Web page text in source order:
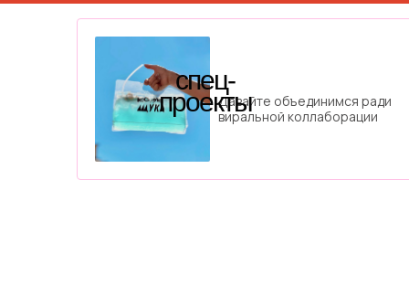
Давайте объединимся ради
виральной коллаборации
спец-
проекты